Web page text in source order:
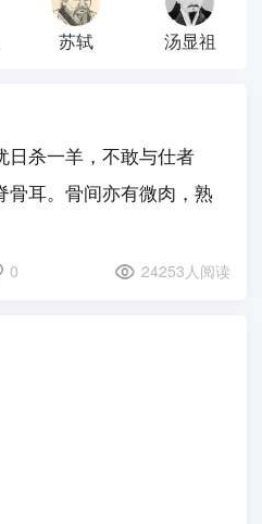
苏轼 汤显祖
杀一羊，不敢与仕者
骨耳。骨间亦有微肉，熟
0 24253人阅读